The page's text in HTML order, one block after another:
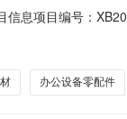
信息项目编号：
失败原因失败时间
办公设备零配件